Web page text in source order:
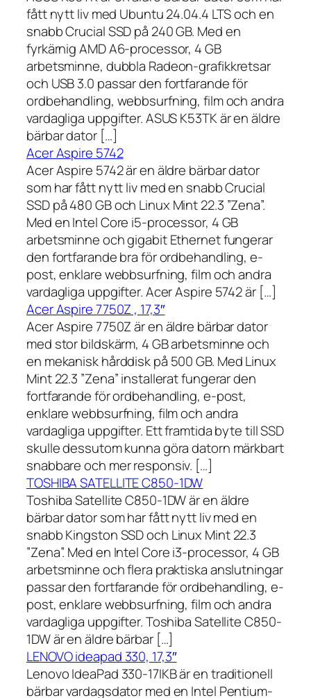
fått nytt liv med Ubuntu 24.04.4 LTS och en
snabb Crucial SSD på 240 GB. Med en
fyrkärnig AMD A6-processor, 4 GB
arbetsminne, dubbla Radeon-grafikkretsar
och USB 3.0 passar den fortfarande för
ordbehandling, webbsurfning, film och andra
vardagliga uppgifter. ASUS K53TK är en äldre
bärbar dator […]
Acer Aspire 5742
Acer Aspire 5742 är en äldre bärbar dator
som har fått nytt liv med en snabb Crucial
SSD på 480 GB och Linux Mint 22.3 ”Zena”.
Med en Intel Core i5-processor, 4 GB
arbetsminne och gigabit Ethernet fungerar
den fortfarande bra för ordbehandling, e-
post, enklare webbsurfning, film och andra
vardagliga uppgifter. Acer Aspire 5742 är […]
Acer Aspire 7750Z , 17,3″
Acer Aspire 7750Z är en äldre bärbar dator
med stor bildskärm, 4 GB arbetsminne och
en mekanisk hårddisk på 500 GB. Med Linux
Mint 22.3 ”Zena” installerat fungerar den
fortfarande för ordbehandling, e-post,
enklare webbsurfning, film och andra
vardagliga uppgifter. Ett framtida byte till SSD
skulle dessutom kunna göra datorn märkbart
snabbare och mer responsiv. […]
TOSHIBA SATELLITE C850-1DW
Toshiba Satellite C850-1DW är en äldre
bärbar dator som har fått nytt liv med en
snabb Kingston SSD och Linux Mint 22.3
”Zena”. Med en Intel Core i3-processor, 4 GB
arbetsminne och flera praktiska anslutningar
passar den fortfarande för ordbehandling, e-
post, enklare webbsurfning, film och andra
vardagliga uppgifter. Toshiba Satellite C850-
1DW är en äldre bärbar […]
LENOVO ideapad 330, 17,3″
Lenovo IdeaPad 330-17IKB är en traditionell
bärbar vardagsdator med en Intel Pentium-